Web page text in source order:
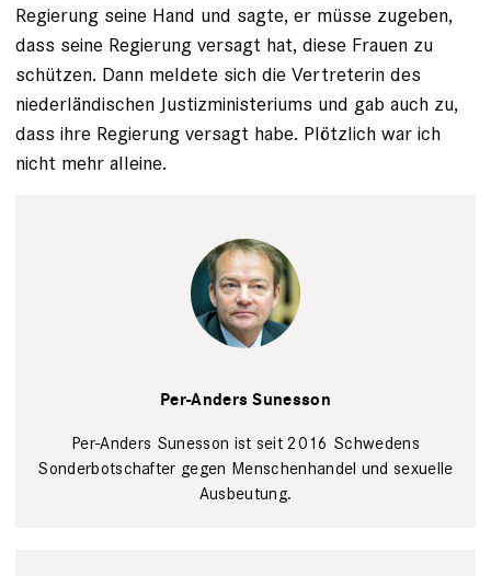
Regierung seine Hand und sagte, er müsse zugeben,
dass seine Regierung versagt hat, diese Frauen zu
schützen. Dann meldete sich die Vertreterin des
niederländischen Justizministeriums und gab auch zu,
dass ihre Regierung versagt habe. Plötzlich war ich
nicht mehr alleine.
alliance
Per-Anders Sunesson
Per-Anders Sunesson ist seit 2016 Schwedens
Sonderbotschafter gegen Menschenhandel und sexuelle
Ausbeutung.